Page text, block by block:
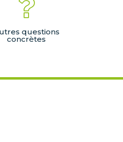
questions
concrètes